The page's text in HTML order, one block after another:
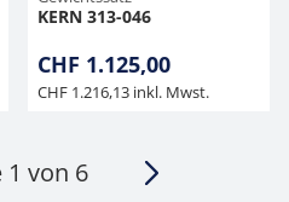
KERN 313-046
CHF 1.125,00
CHF 1.216,13 inkl. Mwst.
1 von 6